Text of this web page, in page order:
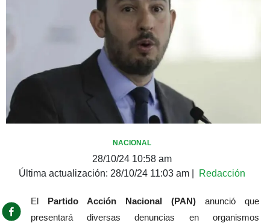
NACIONAL
28/10/24 10:58 am
Última actualización: 28/10/24 11:03 am Redacción
El Partido Acción Nacional (PAN) anunció que
presentará diversas denuncias en organismos